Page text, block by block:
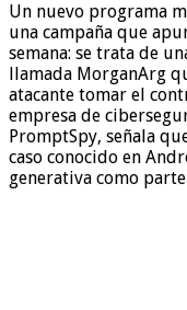
Un nuevo programa
una campaña que
semana: se trata de
llamada MorganArg
atacante tomar el
empresa de
PromptSpy, señala
caso conocido en
generativa como